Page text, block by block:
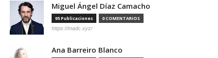
Miguel Ángel Díaz Camacho
95 Publicaciones 0 COMENTARIOS
https://madc.xyz/
Ana Barreiro Blanco